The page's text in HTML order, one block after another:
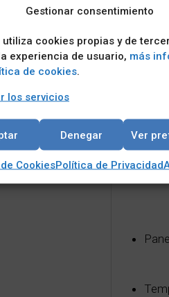
Gestionar consentimiento
utiliza cookies propias y de
experiencia de usuario, más
de cookies.
los servicios
Denegar Ver
CookiesPolítica de Privacidad